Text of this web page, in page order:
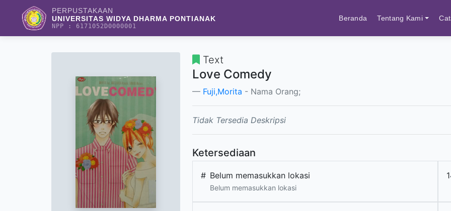
PERPUSTAKAAN
UNIVERSITAS WIDYA DHARMA PONTIANAK
NPP : 6171052D0000001
Beranda Tentang Kami
Text
Love Comedy
Fuji,Morita - Nama Orang;
Tidak Tersedia Deskripsi
Ketersediaan
# Belum memasukkan lokasi
Belum memasukkan lokasi